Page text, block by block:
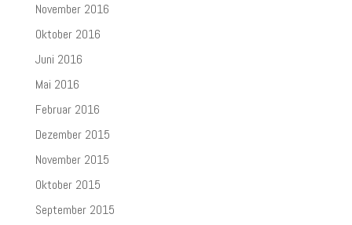
November 2016
Oktober 2016
Juni 2016
Mai 2016
Februar 2016
Dezember 2015
November 2015
Oktober 2015
September 2015